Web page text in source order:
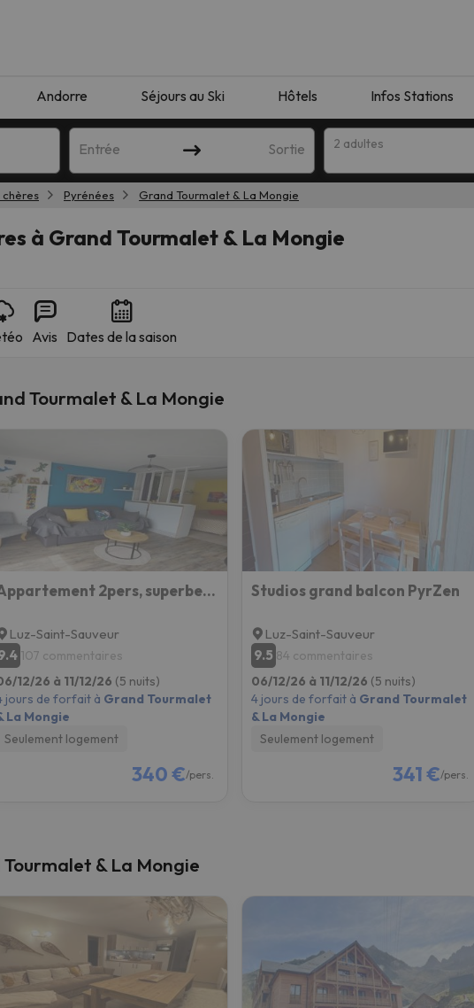
Andorre Séjours au Ski Hôtels Infos Stations
Entrée Sortie 2 adultes
Dès qu'il aura retrouvé sa boussole, il reviendra.
chères Pyrénées Grand Tourmalet & La Mongie
à Grand Tourmalet & La Mongie
Avis Dates de la saison
Tourmalet & La Mongie
Appartement 2pers, superbe vue montagne, exposé sud, Résidence très calme, parking, 5mns à pied du c
Luz-Saint-Sauveur
107 commentaires
12/26 à 11/12/26 (5 nuits)
jours de forfait à Grand Tourmalet
La Mongie
Seulement logement
340 €/pers.
Studios grand balcon PyrZen
Luz-Saint-Sauveur
9.5 84 commentaires
06/12/26 à 11/12/26 (5 nuits)
4 jours de forfait à Grand Tourmalet
& La Mongie
Seulement logement
341 €/pers.
& La Mongie